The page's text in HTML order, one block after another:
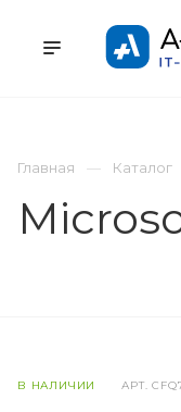
Главная
Каталог
В НАЛИЧИИ АРТ.